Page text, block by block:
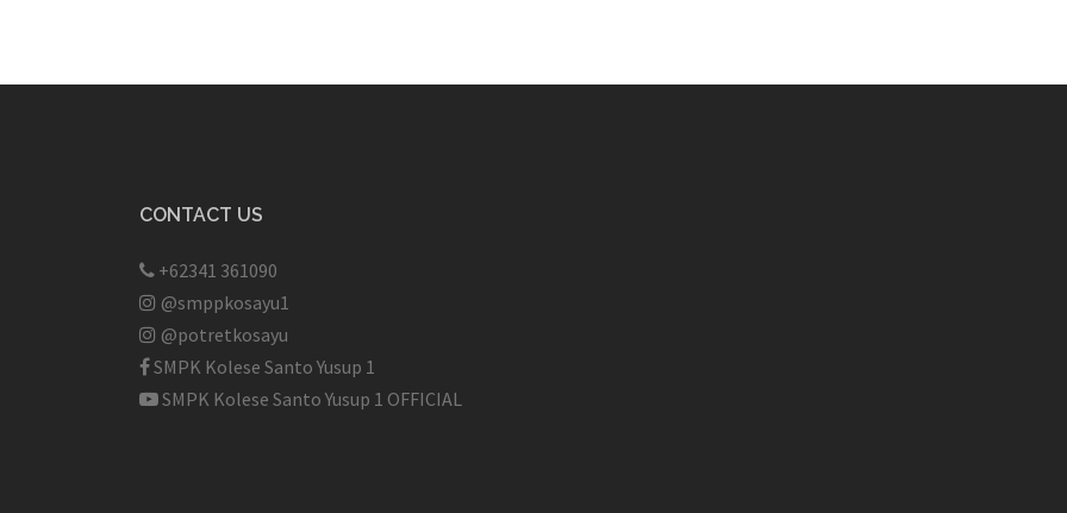
CONTACT US
+62341 361090
@smppkosayu1
@potretkosayu
SMPK Kolese Santo Yusup 1
SMPK Kolese Santo Yusup 1 OFFICIAL